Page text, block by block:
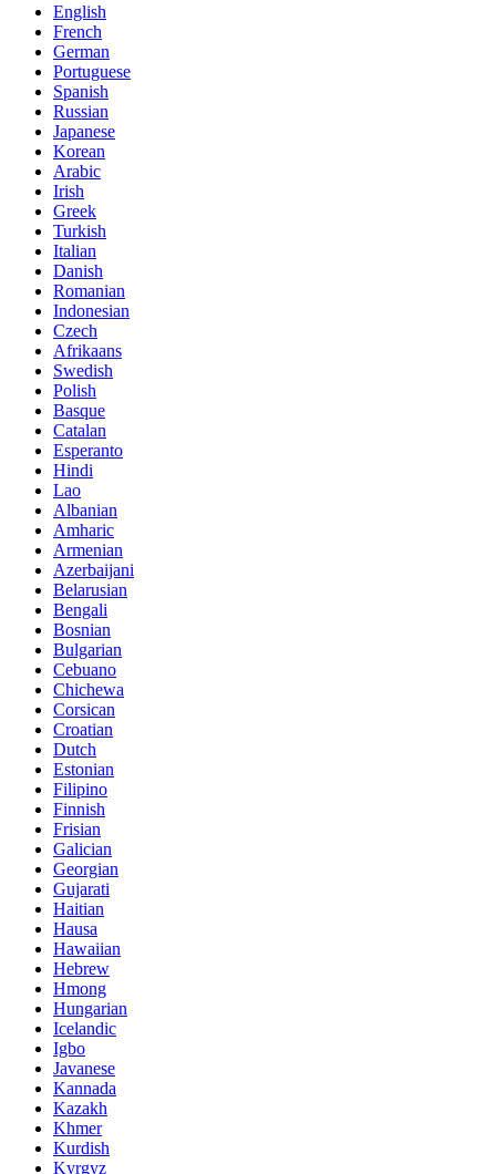
English
French
German
Portuguese
Spanish
Russian
Japanese
Korean
Arabic
Irish
Greek
Turkish
Italian
Danish
Romanian
Indonesian
Czech
Afrikaans
Swedish
Polish
Basque
Catalan
Esperanto
Hindi
Lao
Albanian
Amharic
Armenian
Azerbaijani
Belarusian
Bengali
Bosnian
Bulgarian
Cebuano
Chichewa
Corsican
Croatian
Dutch
Estonian
Filipino
Finnish
Frisian
Galician
Georgian
Gujarati
Haitian
Hausa
Hawaiian
Hebrew
Hmong
Hungarian
Icelandic
Igbo
Javanese
Kannada
Kazakh
Khmer
Kurdish
Kyrgyz